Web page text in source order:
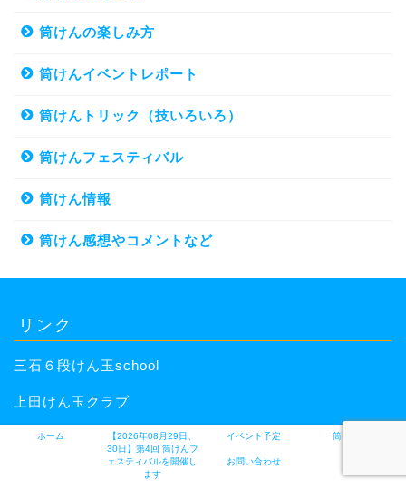
筒けんの楽しみ方
筒けんイベントレポート
筒けんトリック（技いろいろ）
筒けんフェスティバル
筒けん情報
筒けん感想やコメントなど
リンク
三石６段けん玉school
上田けん玉クラブ
まつもとジャグリングクラブ
ホーム
【2026年08月29日、
30日】第4回 筒けんフ
ェスティバルを開催し
ます
イベント予定 筒けんとは
お問い合わせ